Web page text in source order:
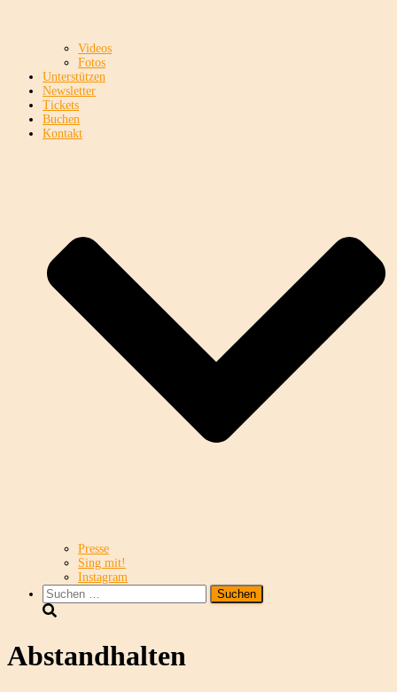
Videos
Fotos
Unterstützen
Newsletter
Tickets
Buchen
Kontakt
Presse
Sing mit!
Instagram
Suchen
nach:
Abstandhalten